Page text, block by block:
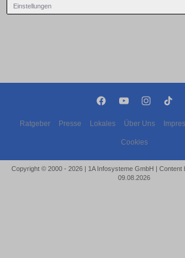
Einstellungen
Ratgeber Presse Lokales Über Uns
Cookies
Copyright © 2000 - 2026 | 1A Infosysteme GmbH | Content
09.08.2026